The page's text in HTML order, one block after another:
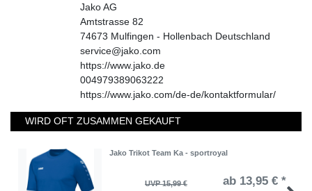
Jako AG
Amtstrasse 82
74673 Mulfingen - Hollenbach Deutschland
service@jako.com
https://www.jako.de
004979389063222
https://www.jako.com/de-de/kontaktformular/
WIRD OFT ZUSAMMEN GEKAUFT
Jako Trikot Team Ka - sportroyal
UVP 15,99 € ab 13,95 € *